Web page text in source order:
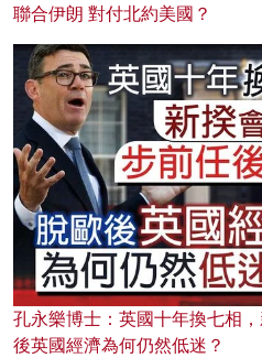
聯合伊朗 對付北約美國？
孔永樂博士：英國十年換七相
後英國經濟為何仍然低迷？